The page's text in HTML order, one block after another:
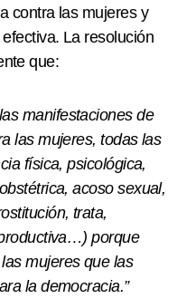
contra las mujeres y
La resolución
que:
manifestaciones de
las mujeres, todas las
física, psicológica,
acoso sexual,
trata,
porque
mujeres que las
la democracia.”